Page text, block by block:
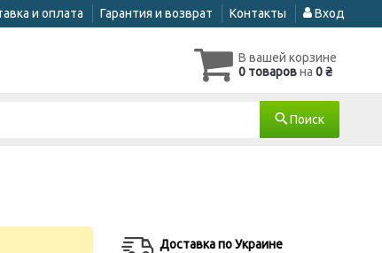
и оплата Гарантия и возврат Контакты Вход
В вашей корзине
0 товаровна 0 ₴
Поиск
Доставка по Украине